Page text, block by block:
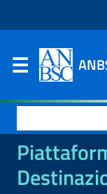
per: